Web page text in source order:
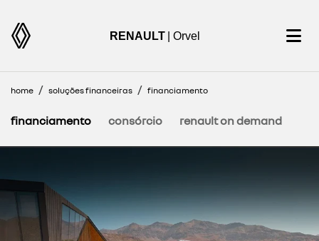
RENAULT | Orvel
home soluções financeiras financiamento
consórcio
financiamento renault on demand